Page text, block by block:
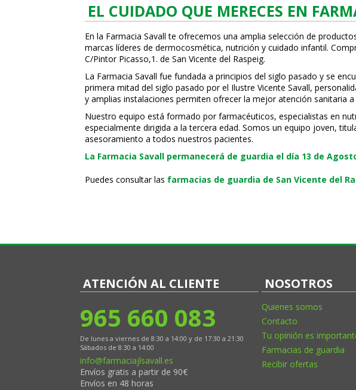
EL CUIDADO QUE MERECES EN
En la Farmacia Savall te ofrecemos una amplia selección de
marcas líderes de dermocosmética, nutrición y cuidado infantil.
C/Pintor Picasso,1. de San Vicente del Raspeig.
La Farmacia Savall fue fundada a principios del siglo pasado y se
primera mitad del siglo pasado por el Ilustre Vicente Savall,
y amplias instalaciones permiten ofrecer la mejor atención sanitaria
Nuestro equipo está formado por farmacéuticos, especialistas en
especialmente dirigida a la tercera edad. Somos un equipo joven,
asesoramiento a todos nuestros pacientes.
La Farmacia Savall permanecerá de guardia el día 13 de
Puedes consultar las farmacias de guardia de San Vicente del
ATENCIÓN AL CLIENTE
965 660 083
De lunes a viernes de 8:30 a 14:00 y de 17:30 a 21:30
Sábados de 8:30 a 14:00
info@farmaciajlsavall.es
Envíos gratis a partir de 90€
Envíos en 48 horas
NOSOTROS
Quienes somos
Contacto
Tu opinión es
Farmacias de guardia
Recibir ofertas